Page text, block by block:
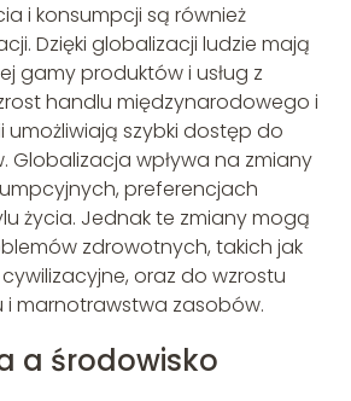
i konsumpcji są również
Dzięki globalizacji ludzie mają
gamy produktów i usług z
handlu międzynarodowego i
szybki dostęp do
Globalizacja wpływa na zmiany
preferencjach
życia. Jednak te zmiany mogą
zdrowotnych, takich jak
oraz do wzrostu
i marnotrawstwa zasobów.
a środowisko